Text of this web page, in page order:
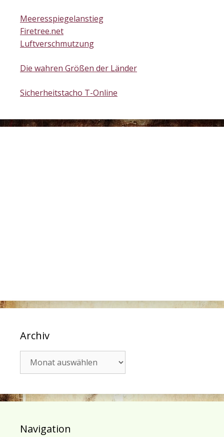
Meeresspiegelanstieg
Firetree.net
Luftverschmutzung
Die wahren Größen der Länder
Sicherheitstacho T-Online
Archiv
Navigation